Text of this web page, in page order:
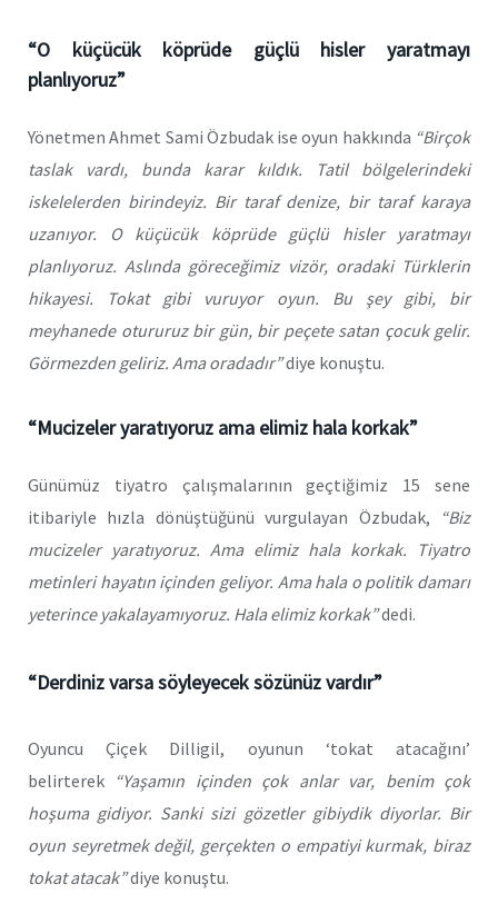
“O küçücük köprüde güçlü hisler yaratmayı
planlıyoruz”
Yönetmen Ahmet Sami Özbudak ise oyun hakkında “Birçok
taslak vardı, bunda karar kıldık. Tatil bölgelerindeki
iskelelerden birindeyiz. Bir taraf denize, bir taraf karaya
uzanıyor. O küçücük köprüde güçlü hisler yaratmayı
planlıyoruz. Aslında göreceğimiz vizör, oradaki Türklerin
hikayesi. Tokat gibi vuruyor oyun. Bu şey gibi, bir
meyhanede otururuz bir gün, bir peçete satan çocuk gelir.
Görmezden geliriz. Ama oradadır”diye konuştu.
“Mucizeler yaratıyoruz ama elimiz hala korkak”
Günümüz tiyatro çalışmalarının geçtiğimiz 15 sene
itibariyle hızla dönüştüğünü vurgulayan Özbudak,
“Biz
mucizeler yaratıyoruz. Ama elimiz hala korkak. Tiyatro
metinleri hayatın içinden geliyor. Ama hala o politik damarı
yeterince yakalayamıyoruz. Hala elimiz korkak”dedi.
“Derdiniz varsa söyleyecek sözünüz vardır”
Oyuncu Çiçek Dilligil, oyunun ‘tokat atacağını’
belirterek “Yaşamın içinden çok anlar var, benim çok
hoşuma gidiyor. Sanki sizi gözetler gibiydik diyorlar. Bir
oyun seyretmek değil, gerçekten o empatiyi kurmak, biraz
tokat atacak”diye konuştu.